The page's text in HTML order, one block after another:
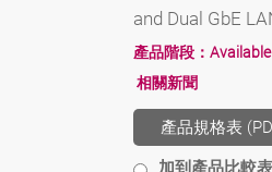
and Dual GbE
產品階段： Available
相關新聞
產品規格表
加到產品比較表